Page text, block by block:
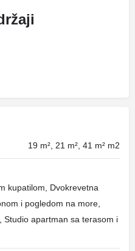
19 m², 21 m², 41 m² m2
kupatilom, Dvokrevetna
i pogledom na more,
Studio apartman sa terasom i